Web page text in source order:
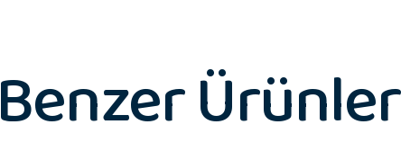
Benzer Ürünler